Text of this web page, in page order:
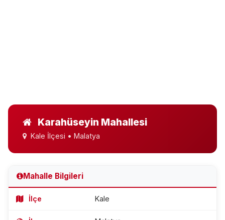
Karahüseyin Mahallesi
Kale İlçesi • Malatya
Mahalle Bilgileri
İlçe Kale